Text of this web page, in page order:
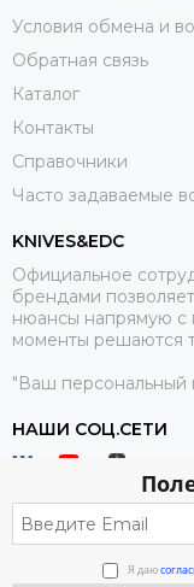
Я даю
Условия обмена и
Обратная связь
Каталог
Контакты
Справочники
Часто задаваемые
KNIVES&EDC
Официальное
брендами
нюансы напрямую с
моменты решаются
"Ваш персональный
НАШИ СОЦ.СЕТИ